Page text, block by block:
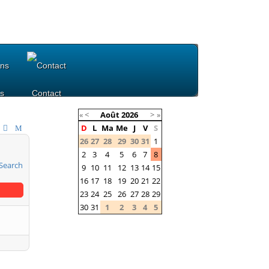
Contact
«< Août2026 > »
D
L Ma Me J V S
26 27 28 29 30 31 1
2
3 4 5 6 7
8
9 10 11 12 13 14 15
16 17 18 19 20 21 22
23 24 25 26 27 28 29
30 31 1 2 3 4 5